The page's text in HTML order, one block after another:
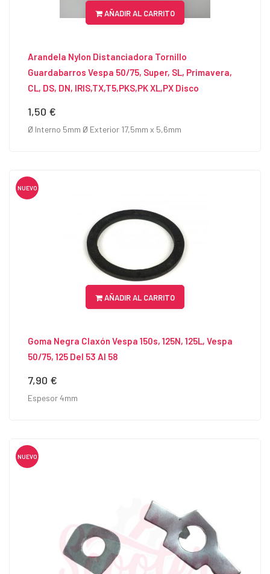
AÑADIR AL CARRITO
Arandela Nylon Distanciadora Tornillo
Guardabarros Vespa 50/75, Super, SL, Primavera,
CL, DS, DN, IRIS,TX,T5,PKS,PK XL,PX Disco
Precio
1,50 €
Ø Interno 5mm Ø Exterior 17,5mm x 5,6mm
NUEVO
AÑADIR AL CARRITO
Goma Negra Claxón Vespa 150s, 125N, 125L, Vespa
50/75, 125 Del 53 Al 58
Precio
7,90 €
Espesor 4mm
NUEVO